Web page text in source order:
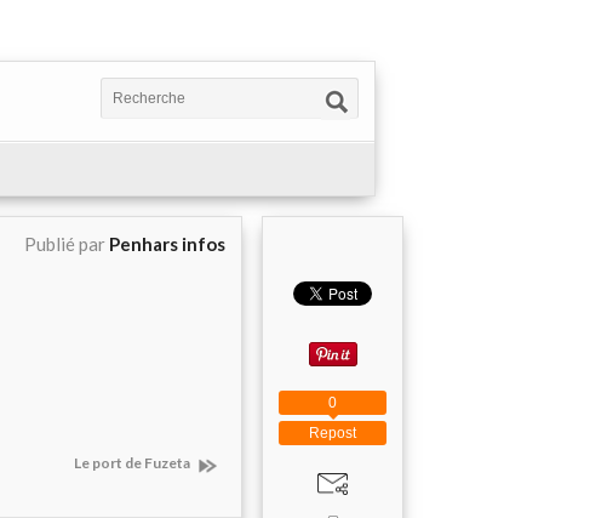
Publié par Penhars infos
Le port de Fuzeta
Repost
0